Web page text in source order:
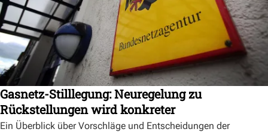
Gasnetz-Stilllegung: Neuregelung zu
Rückstellungen wird konkreter
Ein Überblick über Vorschläge und Entscheidungen der